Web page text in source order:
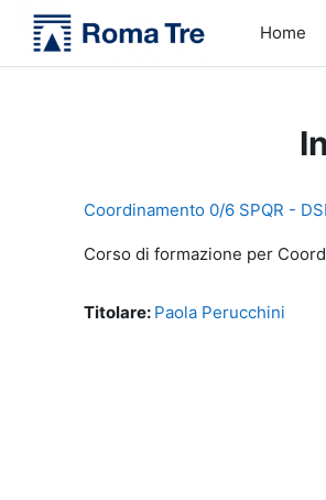
Vai al contenuto principale
Home
Coordinamento 0/6 SPQR -
Corso di formazione per
Titolare: Paola Perucchini